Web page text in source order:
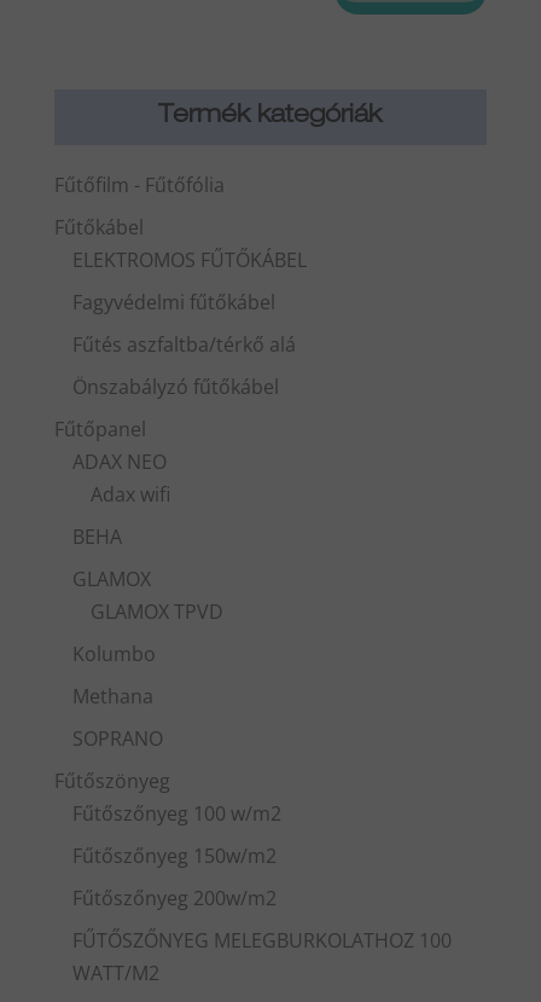
Termék kategóriák
Fűtőfilm - Fűtőfólia
Fűtőkábel
ELEKTROMOS FŰTŐKÁBEL
Fagyvédelmi fűtőkábel
Fűtés aszfaltba/térkő alá
Önszabályzó fűtőkábel
Fűtőpanel
ADAX NEO
Adax wifi
BEHA
GLAMOX
GLAMOX TPVD
Kolumbo
Methana
SOPRANO
Fűtőszönyeg
Fűtőszőnyeg 100 w/m2
Fűtőszőnyeg 150w/m2
Fűtőszőnyeg 200w/m2
FŰTŐSZŐNYEG MELEGBURKOLATHOZ 100
WATT/M2